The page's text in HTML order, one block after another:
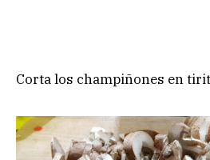
Corta los champiñones en